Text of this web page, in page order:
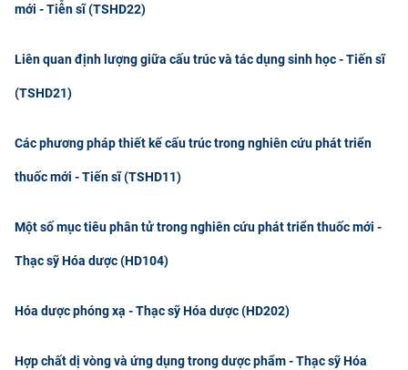
mới - Tiễn sĩ (TSHD22)
Liên quan định lượng giữa cấu trúc và tác dụng sinh học - Tiến sĩ
(TSHD21)
Các phương pháp thiết kế cấu trúc trong nghiên cứu phát triển
thuốc mới - Tiến sĩ (TSHD11)
Một số mục tiêu phân tử trong nghiên cứu phát triển thuốc mới -
Thạc sỹ Hóa dược (HD104)
Hóa dược phóng xạ - Thạc sỹ Hóa dược (HD202)
Hợp chất dị vòng và ứng dụng trong dược phẩm - Thạc sỹ Hóa